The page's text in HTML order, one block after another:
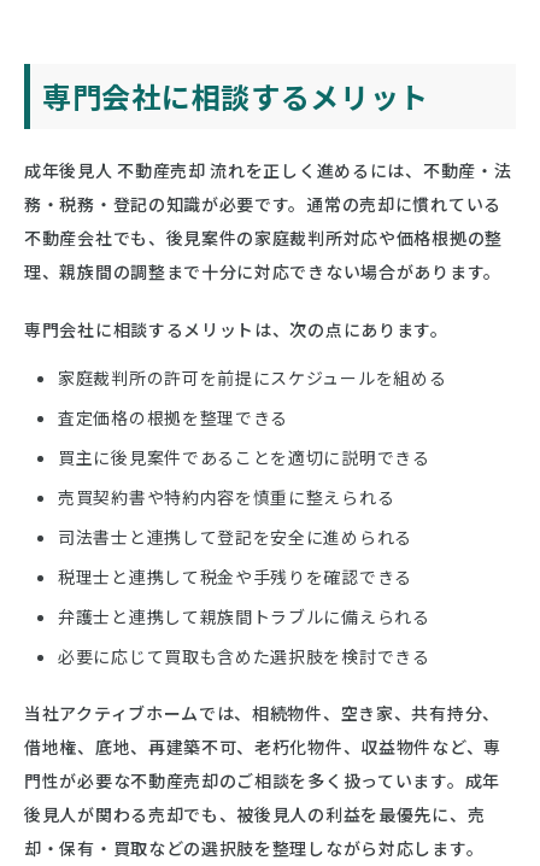
専門会社に相談するメリット
成年後見人 不動産売却 流れを正しく進めるには、不動産・法
務・税務・登記の知識が必要です。通常の売却に慣れている
不動産会社でも、後見案件の家庭裁判所対応や価格根拠の整
理、親族間の調整まで十分に対応できない場合があります。
専門会社に相談するメリットは、次の点にあります。
家庭裁判所の許可を前提にスケジュールを組める
査定価格の根拠を整理できる
買主に後見案件であることを適切に説明できる
売買契約書や特約内容を慎重に整えられる
司法書士と連携して登記を安全に進められる
税理士と連携して税金や手残りを確認できる
弁護士と連携して親族間トラブルに備えられる
必要に応じて買取も含めた選択肢を検討できる
当社アクティブホームでは、相続物件、空き家、共有持分、
借地権、底地、再建築不可、老朽化物件、収益物件など、専
門性が必要な不動産売却のご相談を多く扱っています。成年
後見人が関わる売却でも、被後見人の利益を最優先に、売
却・保有・買取などの選択肢を整理しながら対応します。